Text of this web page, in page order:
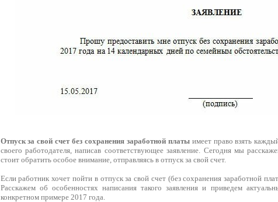
Отпуск за свой счет без сохранения заработной платыимеет право взять
своего работодателя, написав соответствующее заявление. Сегодня мы
стоит обратить особое внимание, отправляясь в отпуск за свой счет.
Если работник хочет пойти в отпуск за свой счет (без сохранения заработной
Расскажем об особенностях написания такого заявления и приведем
конкретном примере 2017 года.